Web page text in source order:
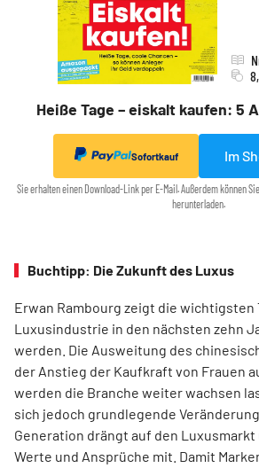
Heiße Tage – eiskalt kaufen: 5
Sofortkauf Im
Sie erhalten einen Download-Link per E-Mail. Außerdem können
herunterladen.
Buchtipp: Die Zukunft des Luxus
Erwan Rambourg zeigt die wichtigsten
Luxusindustrie in den nächsten zehn
werden. Die Ausweitung des
der Anstieg der Kaufkraft von Frauen
werden die Branche weiter wachsen
sich jedoch grundlegende
Generation drängt auf den
Werte und Ansprüche mit. Damit